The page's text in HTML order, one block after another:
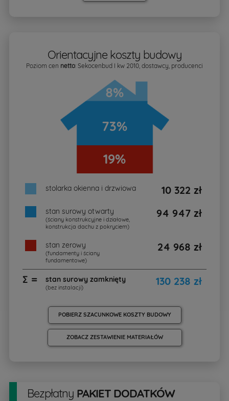
Orientacyjne koszty budowy
Poziom cen netto: Sekocenbud I kw 2010, dostawcy, producenci
8%
73%
19%
stolarka okienna i drzwiowa 10 322 zł
stan surowy otwarty
(ściany konstrukcyjne i działowe,
konstrukcja dachu z pokryciem)
94 947 zł
stan zerowy
(fundamenty i ściany
fundamentowe)
24 968 zł
∑ = stan surowy zamknięty
(bez instalacji) 130 238 zł
POBIERZ SZACUNKOWE KOSZTY BUDOWY
ZOBACZ ZESTAWIENIE MATERIAŁÓW
Bezpłatny PAKIET DODATKÓW